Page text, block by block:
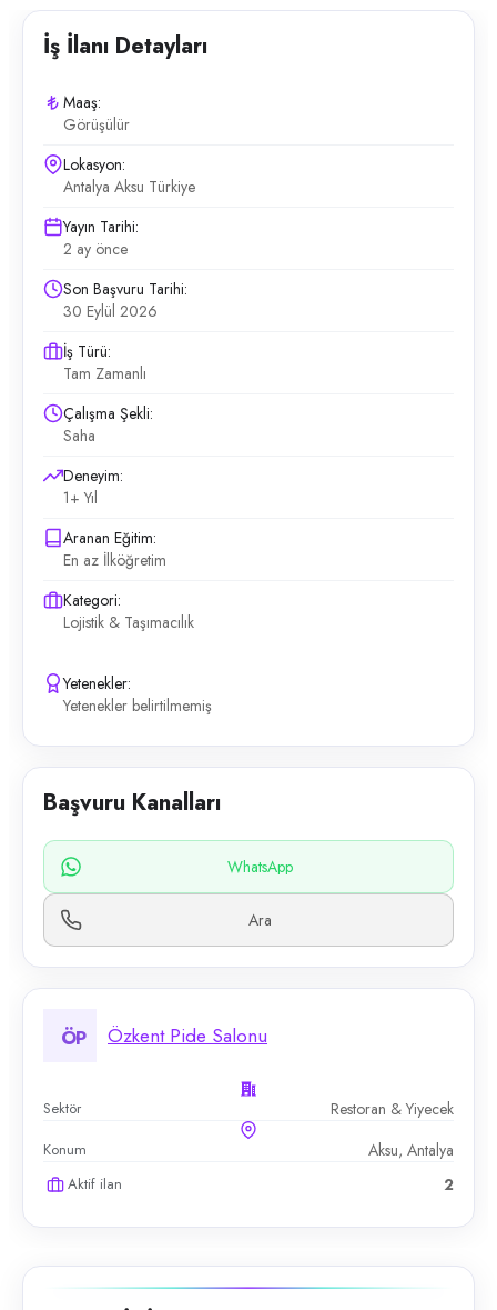
İş İlanı Detayları
Maaş:
Görüşülür
Lokasyon:
Antalya Aksu Türkiye
Yayın Tarihi:
2 ay önce
Son Başvuru Tarihi:
30 Eylül 2026
İş Türü:
Tam Zamanlı
Çalışma Şekli:
Saha
Deneyim:
1+ Yıl
Aranan Eğitim:
En az İlköğretim
Kategori:
Lojistik & Taşımacılık
Yetenekler:
Yetenekler belirtilmemiş
Başvuru Kanalları
WhatsApp
Ara
ÖP Özkent Pide Salonu
Sektör Restoran & Yiyecek
Konum Aksu, Antalya
Aktif ilan 2